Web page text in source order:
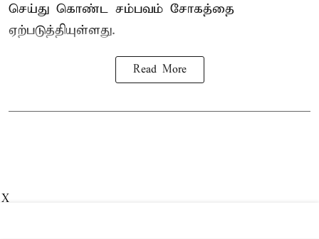
செய்து கொண்ட சம்பவம் சோகத்தை
ஏற்படுத்தியுள்ளது.
Read More
X